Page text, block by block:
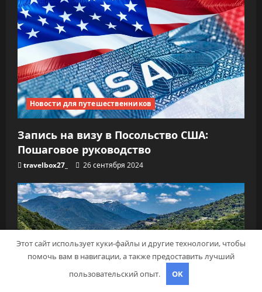
Новости для путешественников
Запись на визу в Посольство США:
Пошаговое руководство
travelbox27_ 26 сентября 2024
Этот сайт использует куки-файлы и другие технологии, чтобы
помочь вам в навигации, а также предоставить лучший
пользовательский опыт.
OK